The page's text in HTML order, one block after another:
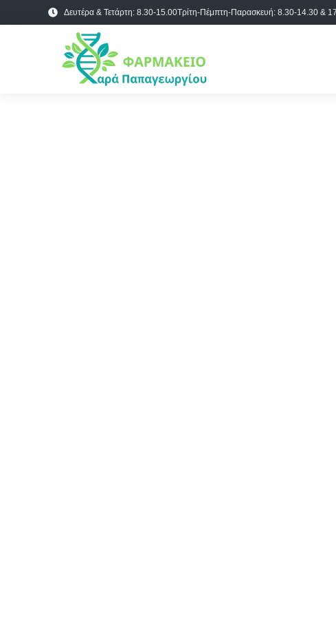
Δευτέρα & Τετάρτη: 8.30-15.00Τρίτη-Πέμπτη-Παρασκευή: 8.30-14.30 &